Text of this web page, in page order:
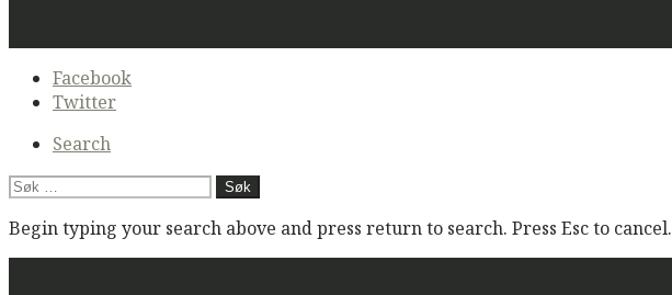
Secondary
navigation
Facebook
Twitter
Search
Søk
Begin typing your search above and press return to search. Press Esc to cancel.